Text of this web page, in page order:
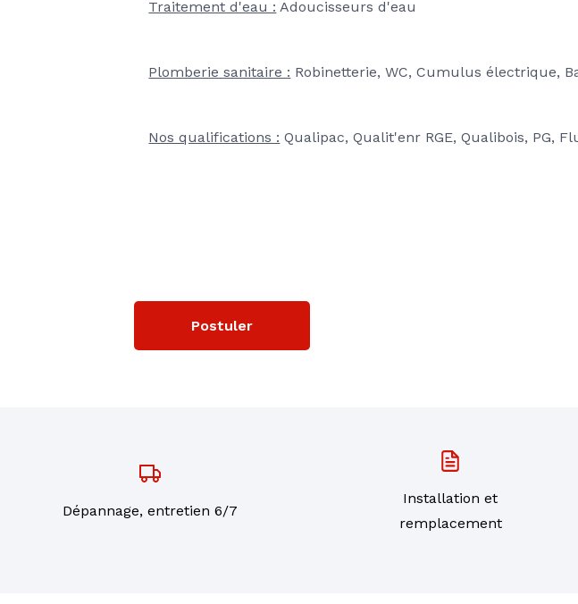
Traitement d'eau : Adoucisseurs d'eau
Plomberie sanitaire : Robinetterie, WC, Cumulus électrique,
Nos qualifications : Qualipac, Qualit'enr RGE, Qualibois, PG,
Postuler
Dépannage, entretien 6/7
Installation et
remplacement